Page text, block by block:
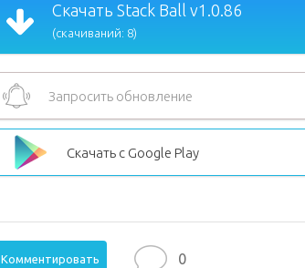
Скачать Stack Ball v1.0.86
(скачиваний: 8)
Запросить обновление
Скачать с Google Play
Комментировать 0